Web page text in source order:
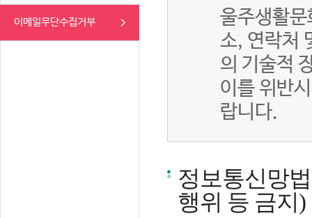
이메일무단수집거부
울주생활
소, 연락처
의 기술적
이를 위반
랍니다.
정보통신망
행위 등 금지)